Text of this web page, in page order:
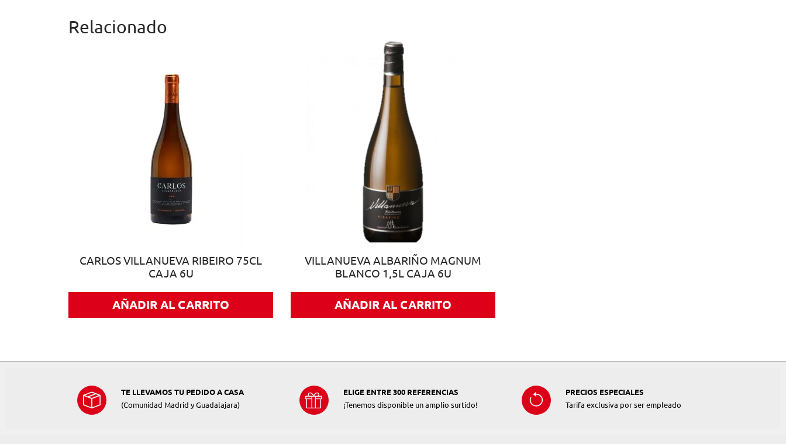
Relacionado
CARLOS VILLANUEVA RIBEIRO 75CL
CAJA 6U
AÑADIR AL CARRITO
VILLANUEVA ALBARIÑO MAGNUM
BLANCO 1,5L CAJA 6U
AÑADIR AL CARRITO
TE LLEVAMOS TU PEDIDO A CASA
(Comunidad Madrid y Guadalajara)
ELIGE ENTRE 300 REFERENCIAS
¡Tenemos disponible un amplio surtido!
PRECIOS ESPECIALES
Tarifa exclusiva por ser empleado